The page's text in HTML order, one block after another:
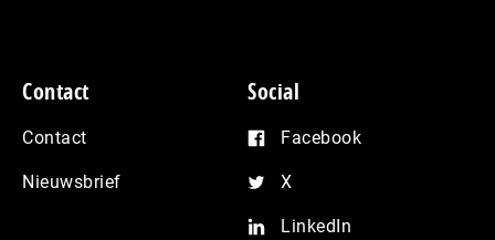
Contact
Contact
Nieuwsbrief
Social
Facebook
X
LinkedIn